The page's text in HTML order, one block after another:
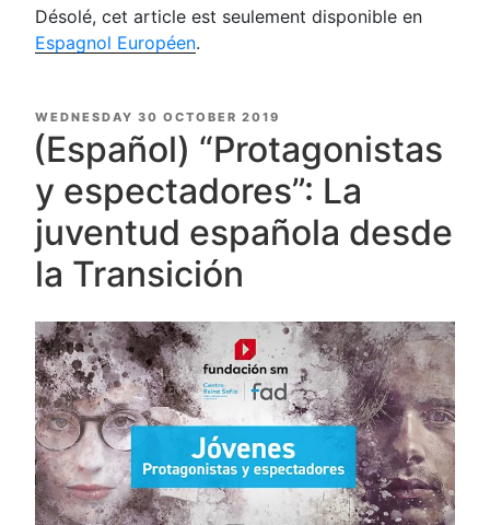
Désolé, cet article est seulement disponible en
Espagnol Européen.
POSTED
ON
WEDNESDAY 30 OCTOBER 2019
(Español) “Protagonistas
y espectadores”: La
juventud española desde
la Transición